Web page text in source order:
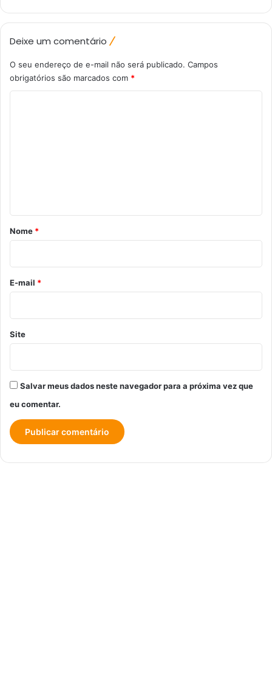
Deixe um comentário
O seu endereço de e-mail não será publicado. Campos
obrigatórios são marcados com *
r
o
*
Nome *
E-mail *
Site
Salvar meus dados neste navegador para a próxima vez que
eu comentar.